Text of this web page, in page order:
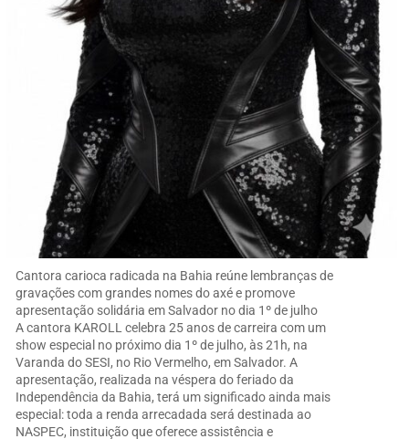
Cantora carioca radicada na Bahia reúne lembranças de
gravações com grandes nomes do axé e promove
apresentação solidária em Salvador no dia 1º de julho
A cantora KAROLL celebra 25 anos de carreira com um
show especial no próximo dia 1º de julho, às 21h, na
Varanda do SESI, no Rio Vermelho, em Salvador. A
apresentação, realizada na véspera do feriado da
Independência da Bahia, terá um significado ainda mais
especial: toda a renda arrecadada será destinada ao
NASPEC, instituição que oferece assistência e